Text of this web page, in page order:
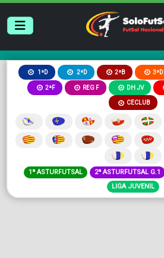
1ªD 2ªD 2ªB 3ªD
2ªF REG F DH JV
CECLUB
1ª ASTURFUTSAL 2ª ASTURFUTSAL G.1
LIGA JUVENIL